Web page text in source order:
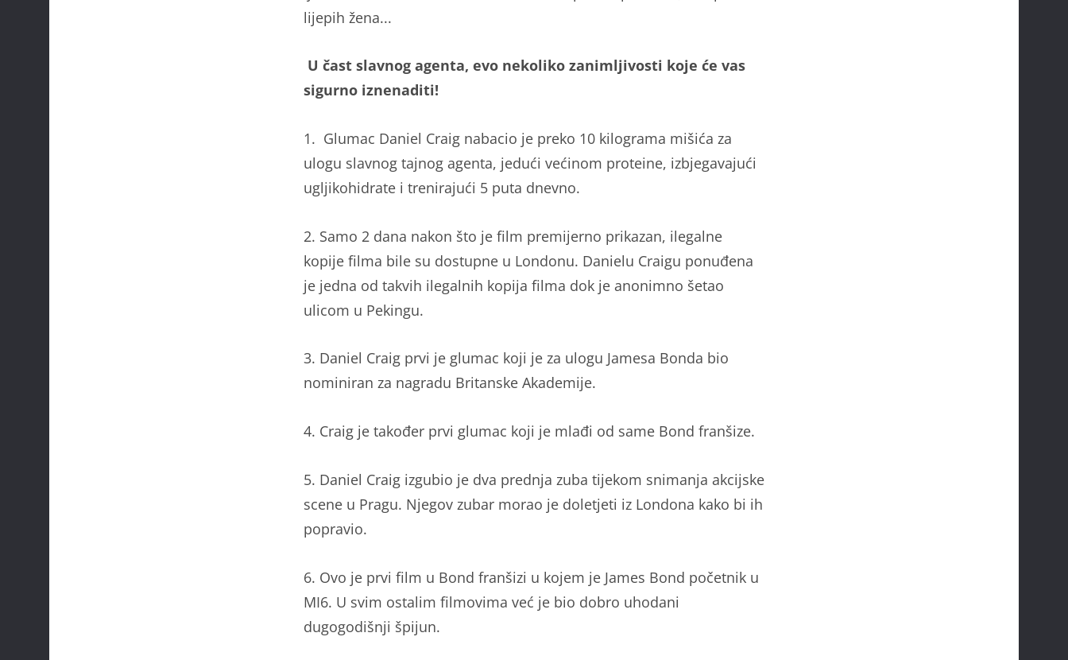
lijepih žena...
U čast slavnog agenta, evo nekoliko zanimljivosti koje će vas
sigurno iznenaditi!
1. Glumac Daniel Craig nabacio je preko 10 kilograma mišića za
ulogu slavnog tajnog agenta, jedući većinom proteine, izbjegavajući
ugljikohidrate i trenirajući 5 puta dnevno.
2. Samo 2 dana nakon što je film premijerno prikazan, ilegalne
kopije filma bile su dostupne u Londonu. Danielu Craigu ponuđena
je jedna od takvih ilegalnih kopija filma dok je anonimno šetao
ulicom u Pekingu.
3. Daniel Craig prvi je glumac koji je za ulogu Jamesa Bonda bio
nominiran za nagradu Britanske Akademije.
4. Craig je također prvi glumac koji je mlađi od same Bond franšize.
5. Daniel Craig izgubio je dva prednja zuba tijekom snimanja akcijske
scene u Pragu. Njegov zubar morao je doletjeti iz Londona kako bi ih
popravio.
6. Ovo je prvi film u Bond franšizi u kojem je James Bond početnik u
MI6. U svim ostalim filmovima već je bio dobro uhodani
dugogodišnji špijun.